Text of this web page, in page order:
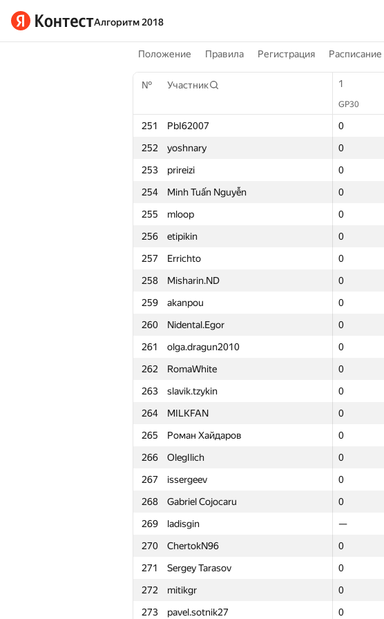
Алгоритм 2018
Положение Правила Регистрация Расписание
№ Участник 1
GP30
251 PbI62007 0
252
yoshnary 0
253
prireizi 0
254
Minh Tuấn Nguyễn 0
255
mloop 0
256
etipikin 0
257
Errichto 0
258
Misharin.ND 0
259
akanpou 0
260
Nidental.Egor 0
261
olga.dragun2010 0
262
RomaWhite 0
263
slavik.tzykin 0
264
MILKFAN 0
265
Роман Хайдаров 0
266
OlegIlich 0
267
issergeev 0
268
Gabriel Cojocaru 0
269
ladisgin —
270
ChertokN96 0
271
Sergey Tarasov 0
272
mitikgr 0
273
pavel.sotnik27 0
Участник 1
GP30